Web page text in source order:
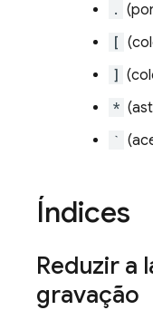
.
[
]
*
`
Índices
Reduzir a
gravação